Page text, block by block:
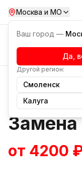
Москва и МО
Ваш город —
Да,
Другой регион:
Смоленск
Калуга
Услуги
Замена
от 4200